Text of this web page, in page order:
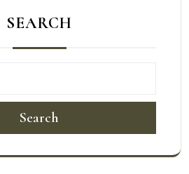
SEARCH
Search